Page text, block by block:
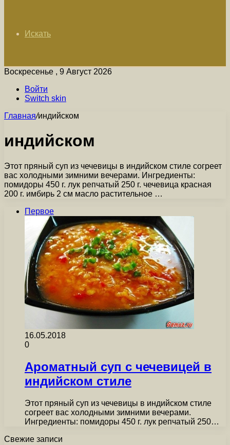
Искать
Воскресенье , 9 Август 2026
Войти
Switch skin
Главная/индийском
индийском
Этот пряный суп из чечевицы в индийском стиле согреет
вас холодными зимними вечерами. Ингредиенты:
помидоры 450 г. лук репчатый 250 г. чечевица красная
200 г. имбирь 2 см масло растительное …
Первое
16.05.2018
0
Ароматный суп с чечевицей в
индийском стиле
Этот пряный суп из чечевицы в индийском стиле
согреет вас холодными зимними вечерами.
Ингредиенты: помидоры 450 г. лук репчатый 250…
Свежие записи